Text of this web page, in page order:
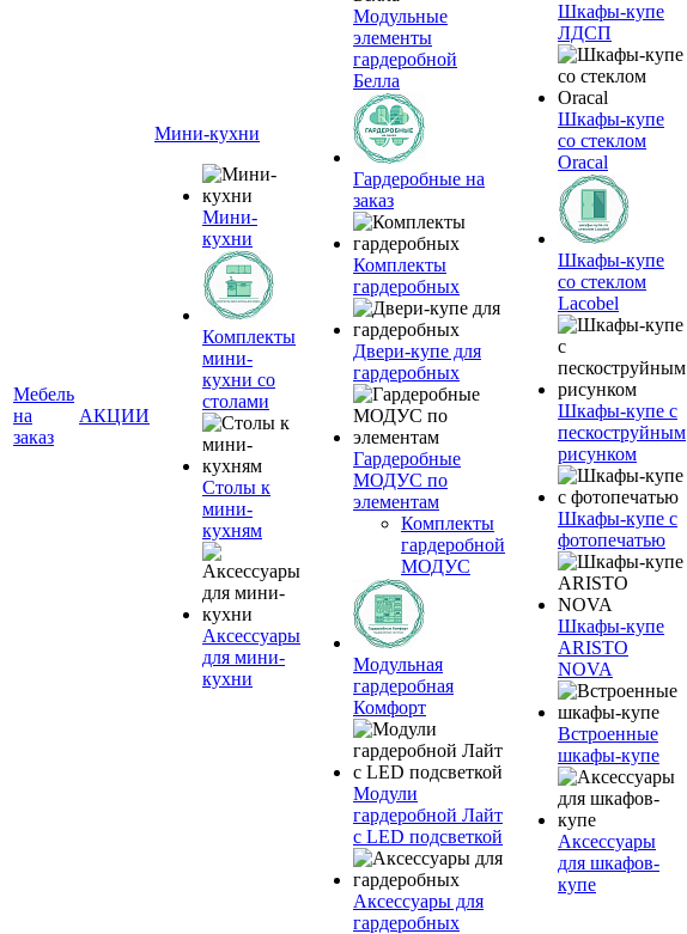
Мебель
на
заказ
АКЦИИ
Мини-кухни
Мини-
кухни
Комплекты
мини-
кухни со
столами
Столы к
мини-
кухням
Аксессуары
для мини-
кухни
Модульные
элементы
гардеробной
Белла
Гардеробные на
заказ
Комплекты
гардеробных
Двери-купе для
гардеробных
Гардеробные
МОДУС по
элементам
Комплекты
гардеробной
МОДУС
Модульная
гардеробная
Комфорт
Модули
гардеробной Лайт
с LED подсветкой
Аксессуары для
гардеробных
Шкафы-купе
ЛДСП
Шкафы-купе
со стеклом
Oracal
Шкафы-купе
со стеклом
Lacobel
Шкафы-купе с
пескоструйным
рисунком
Шкафы-купе с
фотопечатью
Шкафы-купе
ARISTO
NOVA
Встроенные
шкафы-купе
Аксессуары
для шкафов-
купе